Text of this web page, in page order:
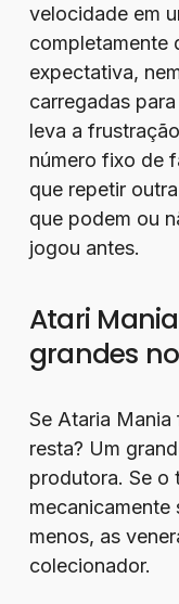
velocidade em
completamente
expectativa,
carregadas
leva a
número fixo de
que repetir
que podem ou
jogou antes.
Atari
grandes
Se Ataria
resta? Um
produtora. Se o
mecanicamente
menos, as
colecionador.